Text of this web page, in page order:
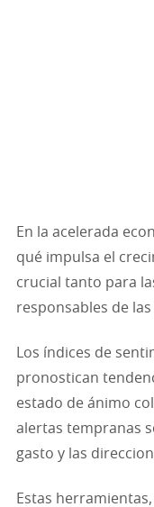
En la acelerada
qué impulsa el
crucial tanto para
responsables de
Los índices de
pronostican
estado de ánimo
alertas tempranas
gasto y las
Estas